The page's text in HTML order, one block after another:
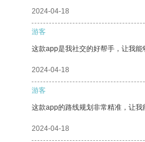
2024-04-18
游客
这款app是我社交的好帮手，让我能
2024-04-18
游客
这款app的路线规划非常精准，让我
2024-04-18